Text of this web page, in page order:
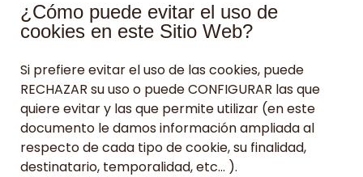
¿Cómo puede evitar el uso de
cookies en este Sitio Web?
Si prefiere evitar el uso de las cookies, puede
RECHAZAR su uso o puede CONFIGURAR las que
quiere evitar y las que permite utilizar (en este
documento le damos información ampliada al
respecto de cada tipo de cookie, su finalidad,
destinatario, temporalidad, etc… ).